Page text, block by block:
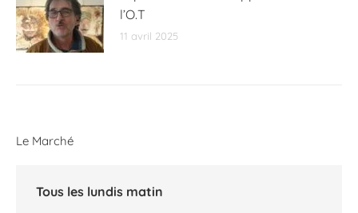
l’O.T
11 avril 2025
Le Marché
Tous les lundis matin